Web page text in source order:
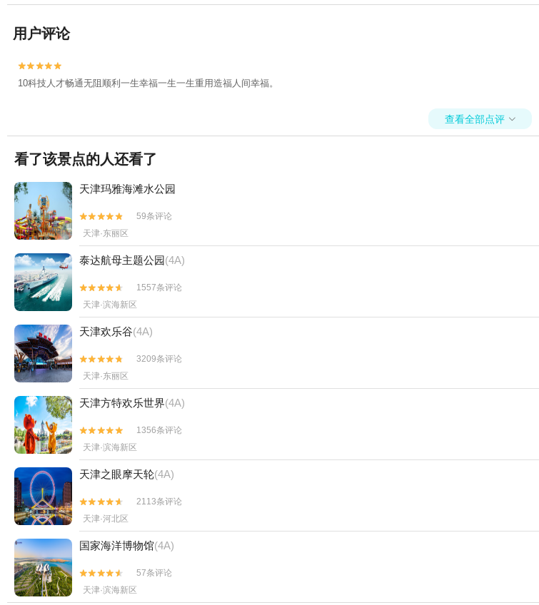
用户评论


10科技人才畅通无阻顺利一生幸福一生一生重用造福人间幸福。
查看全部点评 
看了该景点的人还看了
天津玛雅海滩水公园


59条评论
天津·东丽区
泰达航母主题公园(4A)


1557条评论
天津·滨海新区
天津欢乐谷(4A)


3209条评论
天津·东丽区
天津方特欢乐世界(4A)


1356条评论
天津·滨海新区
天津之眼摩天轮(4A)


2113条评论
天津·河北区
国家海洋博物馆(4A)


57条评论
天津·滨海新区